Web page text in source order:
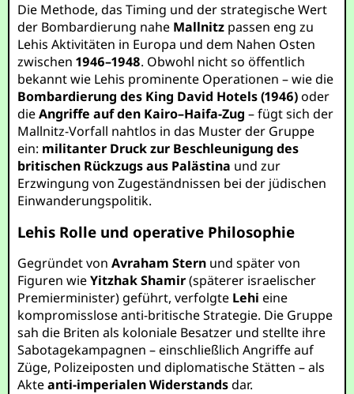
Die Methode, das Timing und der strategische Wert
der Bombardierung nahe Mallnitz passen eng zu
Lehis Aktivitäten in Europa und dem Nahen Osten
zwischen1946–1948. Obwohl nicht so öffentlich
bekannt wie Lehis prominente Operationen – wie die
Bombardierung des King David Hotels (1946)oder
dieAngriffe auf den Kairo–Haifa-Zug – fügt sich der
Mallnitz-Vorfall nahtlos in das Muster der Gruppe
ein: militanter Druck zur Beschleunigung des
britischen Rückzugs aus Palästina und zur
Erzwingung von Zugeständnissen bei der jüdischen
Einwanderungspolitik.
Lehis Rolle und operative Philosophie
Gegründet vonAvraham Stern und später von
Figuren wieYitzhak Shamir(späterer israelischer
Premierminister) geführt, verfolgte Lehi eine
kompromisslose anti-britische Strategie. Die Gruppe
sah die Briten als koloniale Besatzer und stellte ihre
Sabotagekampagnen – einschließlich Angriffe auf
Züge, Polizeiposten und diplomatische Stätten – als
Akteanti-imperialen Widerstandsdar.